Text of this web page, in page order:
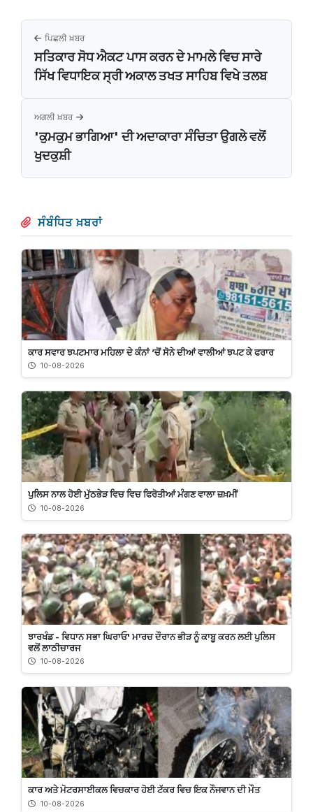
ਪਿਛਲੀ ਖ਼ਬਰ
ਸਤਿਕਾਰ ਸੋਧ ਐਕਟ ਪਾਸ ਕਰਨ ਦੇ ਮਾਮਲੇ ਵਿਚ ਸਾਰੇ
ਸਿੱਖ ਵਿਧਾਇਕ ਸ੍ਰੀ ਅਕਾਲ ਤਖਤ ਸਾਹਿਬ ਵਿਖੇ ਤਲਬ
ਅਗਲੀ ਖ਼ਬਰ
'ਕੁਮਕੁਮ ਭਾਗਿਆ' ਦੀ ਅਦਾਕਾਰਾ ਸੰਚਿਤਾ ਉਗਲੇ ਵਲੋਂ
ਖੁਦਕੁਸ਼ੀ
ਸੰਬੰਧਿਤ ਖ਼ਬਰਾਂ
ਕਾਰ ਸਵਾਰ ਝਪਟਮਾਰ ਮਹਿਲਾ ਦੇ ਕੰਨਾਂ ’ਚੋਂ ਸੋਨੇ ਦੀਆਂ ਵਾਲੀਆਂ ਝਪਟ ਕੇ ਫਰਾਰ
10-08-2026
ਪੁਲਿਸ ਨਾਲ ਹੋਈ ਮੁੱਠਭੇੜ ਵਿਚ ਵਿਚ ਫਿਰੋਤੀਆਂ ਮੰਗਣ ਵਾਲਾ ਜ਼ਖ਼ਮੀਂ
10-08-2026
ਝਾਰਖੰਡ - ਵਿਧਾਨ ਸਭਾ ਘਿਰਾਓ' ਮਾਰਚ ਦੌਰਾਨ ਭੀੜ ਨੂੰ ਕਾਬੂ ਕਰਨ ਲਈ ਪੁਲਿਸ
ਵਲੋਂ ਲਾਠੀਚਾਰਜ
10-08-2026
ਕਾਰ ਅਤੇ ਮੋਟਰਸਾਈਕਲ ਵਿਚਕਾਰ ਹੋਈ ਟੱਕਰ ਵਿਚ ਇਕ ਨੌਜਵਾਨ ਦੀ ਮੌਤ
10-08-2026